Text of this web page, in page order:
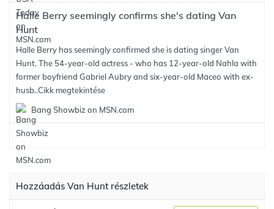
Halle Berry seemingly confirms she's dating Van
Hunt
Halle Berry has seemingly confirmed she is dating singer Van
Hunt. The 54-year-old actress - who has 12-year-old Nahla with
former boyfriend Gabriel Aubry and six-year-old Maceo with ex-
husb..Cikk megtekintése
Bang Showbiz on MSN.com
Hozzáadás Van Hunt részletek